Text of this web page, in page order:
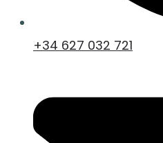
+34 627 032 721